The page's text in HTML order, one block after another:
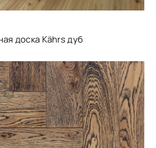
доска Kährs дуб